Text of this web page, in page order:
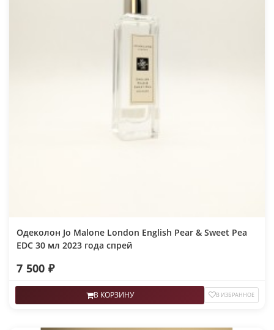
Одеколон Jo Malone London English Pear & Sweet Pea
EDC 30 мл 2023 года спрей
7 500 ₽
В КОРЗИНУ В ИЗБРАННОЕ